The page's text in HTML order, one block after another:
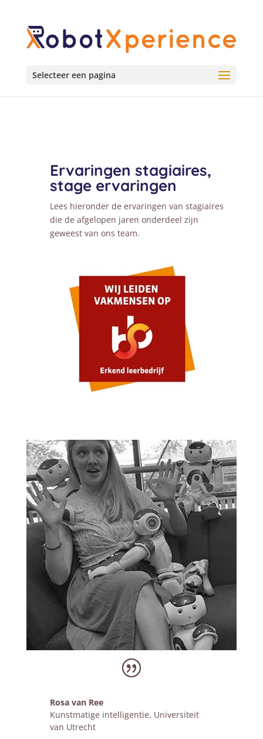
Selecteer een pagina
Ervaringen stagiaires,
stage ervaringen
Lees hieronder de ervaringen van stagiaires
die de afgelopen jaren onderdeel zijn
geweest van ons team.
Rosa van Ree
Kunstmatige intelligentie, Universiteit
van Utrecht